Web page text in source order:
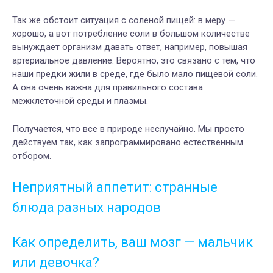
Так же обстоит ситуация с соленой пищей: в меру —
хорошо, а вот потребление соли в большом количестве
вынуждает организм давать ответ, например, повышая
артериальное давление. Вероятно, это связано с тем, что
наши предки жили в среде, где было мало пищевой соли.
А она очень важна для правильного состава
межклеточной среды и плазмы.
Получается, что все в природе неслучайно. Мы просто
действуем так, как запрограммировано естественным
отбором.
Неприятный аппетит: странные
блюда разных народов
Как определить, ваш мозг — мальчик
или девочка?